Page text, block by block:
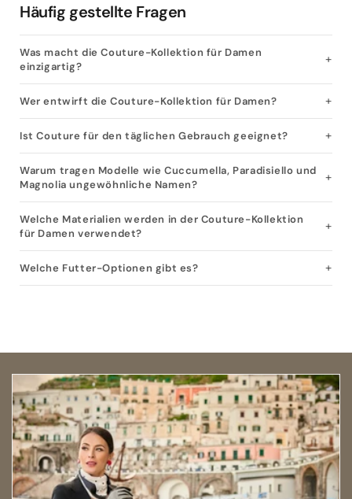
Häufig gestellte Fragen
Was macht die Couture-Kollektion für Damen
einzigartig?
Wer entwirft die Couture-Kollektion für Damen?
Ist Couture für den täglichen Gebrauch geeignet?
Warum tragen Modelle wie Cuccumella, Paradisiello und
Magnolia ungewöhnliche Namen?
Welche Materialien werden in der Couture-Kollektion
für Damen verwendet?
Welche Futter-Optionen gibt es?